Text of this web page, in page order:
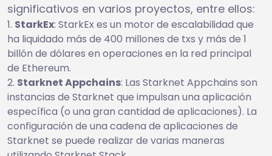
significativos en varios proyectos, entre ellos:
StarkEx: StarkEx es un motor de escalabilidad que
ha liquidado más de 400 millones de txs y más de 1
billón de dólares en operaciones en la red principal
de Ethereum.
Starknet Appchains: Las Starknet Appchains son
instancias de Starknet que impulsan una aplicación
específica (o una gran cantidad de aplicaciones). La
configuración de una cadena de aplicaciones de
Starknet se puede realizar de varias maneras